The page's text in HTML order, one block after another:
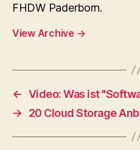
FHDW Paderborn.
View Archive →
← Video: Was ist
→
20 Cloud Storage